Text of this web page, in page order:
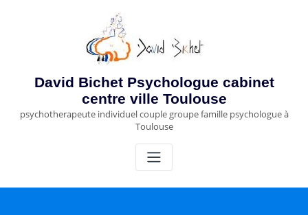
David Bichet Psychologue cabinet
centre ville Toulouse
psychotherapeute individuel couple groupe famille psychologue à
Toulouse